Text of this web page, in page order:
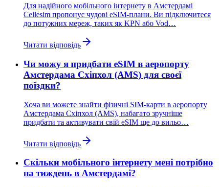
Для надійного мобільного інтернету в Амстердамі
Cellesim пропонує чудові eSIM-плани. Ви підключитеся
до потужних мереж, таких як KPN або Vod…
Читати відповідь
Чи можу я придбати eSIM в аеропорту
Амстердама Схіпхол (AMS) для своєї
поїздки?
Хоча ви можете знайти фізичні SIM-карти в аеропорту
Амстердама Схіпхол (AMS), набагато зручніше
придбати та активувати свій eSIM ще до вильо…
Читати відповідь
Скільки мобільного інтернету мені потрібно
на тиждень в Амстердамі?